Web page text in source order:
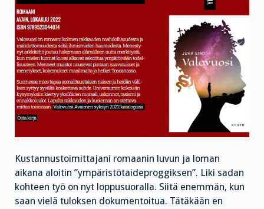
Kustannustoimittajani romaanin luvun ja loman
aikana aloitin ”ympäristötaideproggiksen”. Liki sadan
kohteen työ on nyt loppusuoralla. Siitä enemmän, kun
saan vielä tuloksen dokumentoitua. Tätäkään en